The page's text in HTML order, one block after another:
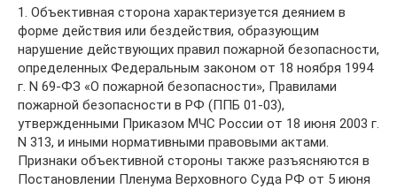
1. Объективная сторона характеризуется деянием в
форме действия или бездействия, образующим
нарушение действующих правил пожарной безопасности,
определенных Федеральным законом от 18 ноября 1994
г. N 69-ФЗ «О пожарной безопасности», Правилами
пожарной безопасности в РФ (ППБ 01-03),
утвержденными Приказом МЧС России от 18 июня 2003 г.
N 313, и иными нормативными правовыми актами.
Признаки объективной стороны также разъясняются в
Постановлении Пленума Верховного Суда РФ от 5 июня